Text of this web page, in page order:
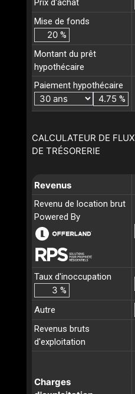
Prix d'achat
Mise de fonds
%
Montant du prêt
hypothécaire
Paiement hypothécaire
%
CALCULATEUR DE FLUX
DE TRÉSORERIE
Revenus
Revenu de location brut
Powered By
Taux d'inoccupation
%
Autre
Revenus bruts
d'exploitation
Charges